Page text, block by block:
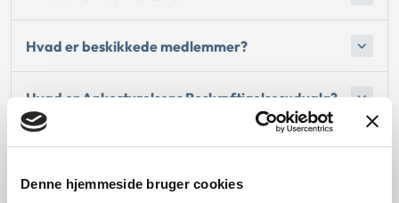
Denne hjemmeside bruger cookies
Hvad er beskikkede medlemmer?
Hvad er Ankestyrelsens Beskæftigelsesudvalg?
Hvornår bruger Ankestyrelsen lægekonsulenter?